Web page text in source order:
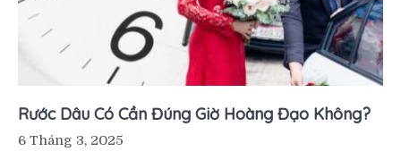
Rước Dâu Có Cần Đúng Giờ Hoàng Đạo Không?
6 Tháng 3, 2025